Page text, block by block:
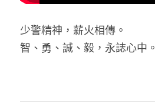
少警精神，薪火相傳。
智、勇、誠、毅，永誌心中。